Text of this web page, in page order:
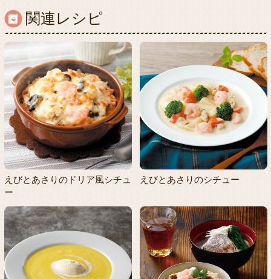
関連レシピ
えびとあさりのドリア風シチュ
ー
えびとあさりのシチュー